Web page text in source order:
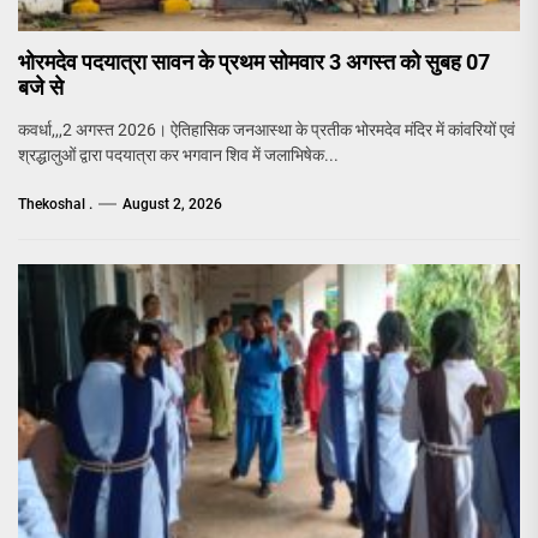
भोरमदेव पदयात्रा सावन के प्रथम सोमवार 3 अगस्त को सुबह 07
बजे से
कवर्धा,,,2 अगस्त 2026। ऐतिहासिक जनआस्था के प्रतीक भोरमदेव मंदिर में कांवरियों एवं
श्रद्धालुओं द्वारा पदयात्रा कर भगवान शिव में जलाभिषेक...
Thekoshal . August 2, 2026